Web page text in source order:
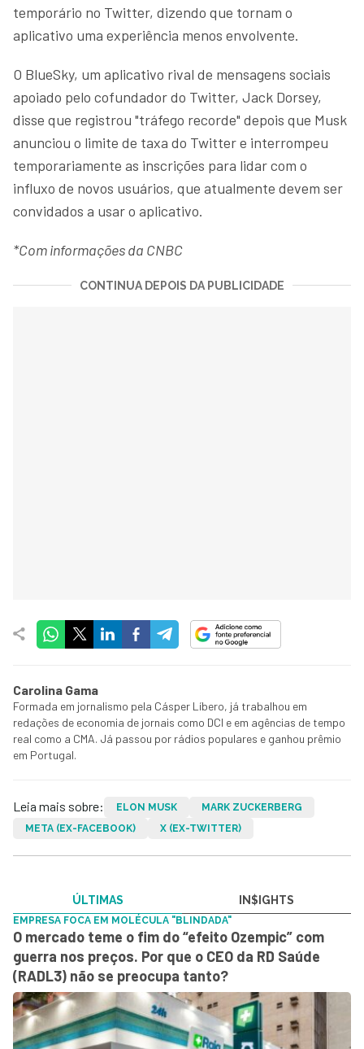
temporário no Twitter, dizendo que tornam o
aplicativo uma experiência menos envolvente.
O BlueSky, um aplicativo rival de mensagens sociais
apoiado pelo cofundador do Twitter, Jack Dorsey,
disse que registrou "tráfego recorde" depois que Musk
anunciou o limite de taxa do Twitter e interrompeu
temporariamente as inscrições para lidar com o
influxo de novos usuários, que atualmente devem ser
convidados a usar o aplicativo.
*Com informações da CNBC
CONTINUA DEPOIS DA PUBLICIDADE
Carolina Gama
Formada em jornalismo pela Cásper Líbero, já trabalhou em
redações de economia de jornais como DCI e em agências de tempo
real como a CMA. Já passou por rádios populares e ganhou prêmio
em Portugal.
Leia mais sobre: ELON MUSK
MARK ZUCKERBERG
META (EX-FACEBOOK)
X (EX-TWITTER)
ÚLTIMAS IN$IGHTS
EMPRESA FOCA EM MOLÉCULA "BLINDADA"
O mercado teme o fim do “efeito Ozempic” com
guerra nos preços. Por que o CEO da RD Saúde
(RADL3) não se preocupa tanto?